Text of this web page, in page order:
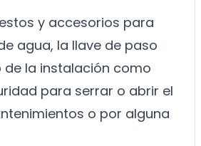
y accesorios para
agua, la llave de paso
de la instalación como
para serrar o abrir el
o por alguna